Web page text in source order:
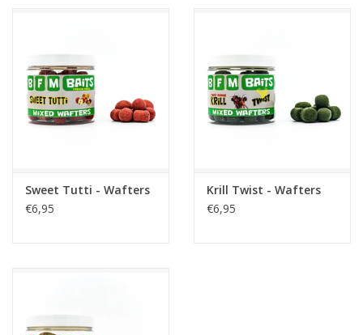
Sweet Tutti - Wafters
€6,95
Krill Twist - Wafters
€6,95